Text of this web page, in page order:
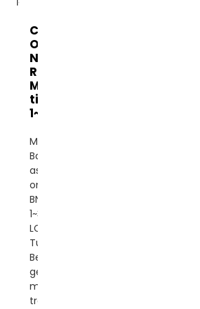
China
Online UPS
Networking
Room
Menara rak
tiga fase
1~30KVA
Merek:
BanattonTempat
asal: CinaJenis: UPS
onlineNomor Model:
BNT900-RT
1~30KVALayar:
LCDFase: Fase
Tunggal/Tiga
Bentuk gelombang:
gelombang sinus
murniWaktu
transfer: